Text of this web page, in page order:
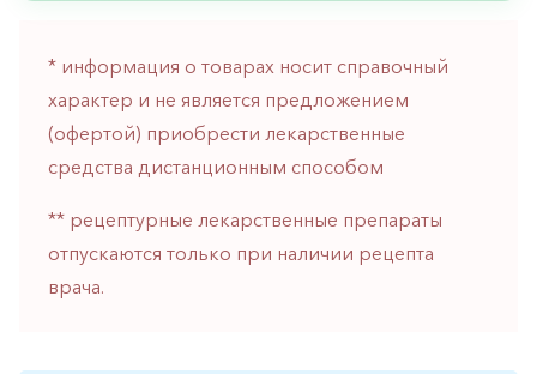
железа
* информация о товарах носит справочный
характер и не является предложением
(офертой) приобрести лекарственные
средства дистанционным способом
** рецептурные лекарственные препараты
отпускаются только при наличии рецепта
врача.